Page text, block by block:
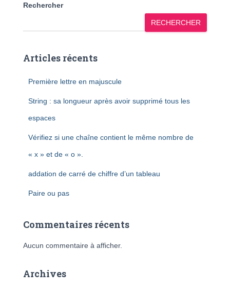
Rechercher
RECHERCHER
Articles récents
Première lettre en majuscule
String : sa longueur après avoir supprimé tous les
espaces
Vérifiez si une chaîne contient le même nombre de
« x » et de « o ».
addation de carré de chiffre d’un tableau
Paire ou pas
Commentaires récents
Aucun commentaire à afficher.
Archives